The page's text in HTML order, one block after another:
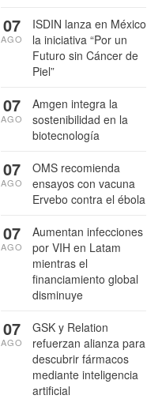
ISDIN lanza en México
la iniciativa “Por un
Futuro sin Cáncer de
Piel”
07
AGO
Amgen integra la
sostenibilidad en la
biotecnología
07
AGO
OMS recomienda
ensayos con vacuna
Ervebo contra el ébola
07
AGO
Aumentan infecciones
por VIH en Latam
mientras el
financiamiento global
disminuye
07
AGO
GSK y Relation
refuerzan alianza para
descubrir fármacos
mediante inteligencia
artificial
07
AGO